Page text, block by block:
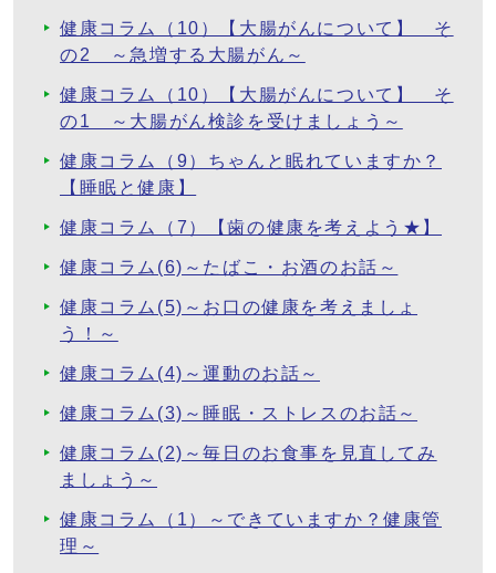
健康コラム（10）【大腸がんについて】 そ
の2 ～急増する大腸がん～
健康コラム（10）【大腸がんについて】 そ
の1 ～大腸がん検診を受けましょう～
健康コラム（9）ちゃんと眠れていますか？
【睡眠と健康】
健康コラム（7）【歯の健康を考えよう★】
健康コラム(6)～たばこ・お酒のお話～
健康コラム(5)～お口の健康を考えましょ
う！～
健康コラム(4)～運動のお話～
健康コラム(3)～睡眠・ストレスのお話～
健康コラム(2)～毎日のお食事を見直してみ
ましょう～
健康コラム（1）～できていますか？健康管
理～